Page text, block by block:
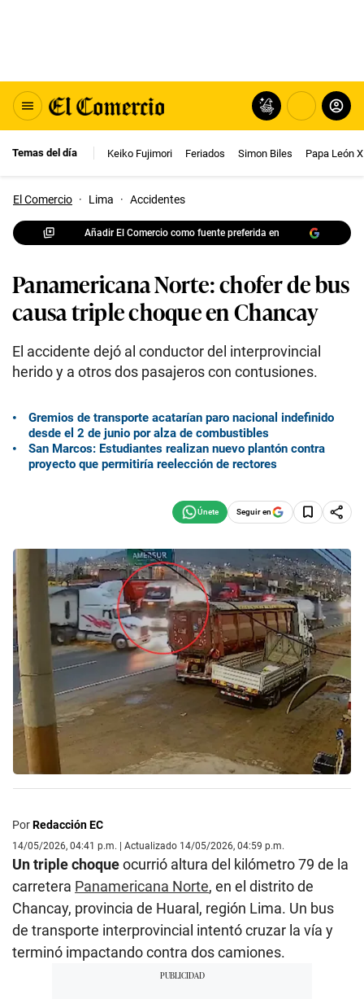
Temas del día Keiko Fujimori Feriados Simon Biles Papa León
El Comercio · Lima · Accidentes
Añadir El Comercio como fuente preferida en
Panamericana Norte: chofer de bus
causa triple choque en Chancay
El accidente dejó al conductor del interprovincial
herido y a otros dos pasajeros con contusiones.
Gremios de transporte acatarían paro nacional indefinido
desde el 2 de junio por alza de combustibles
San Marcos: Estudiantes realizan nuevo plantón contra
proyecto que permitiría reelección de rectores
Seguir en
PorRedacción EC
14/05/2026, 04:41 p.m. | Actualizado 14/05/2026, 04:59 p.m.
Un triple choqueocurrió altura del kilómetro 79 de la
carretera Panamericana Norte, en el distrito de
Chancay, provincia de Huaral, región Lima. Un bus
de transporte interprovincial intentó cruzar la vía y
terminó impactando contra dos camiones.